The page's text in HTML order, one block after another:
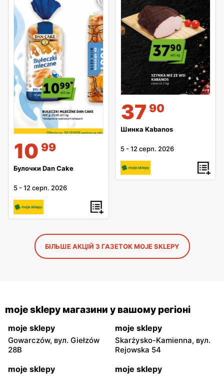
10 99
Булочки Dan Cake
5 -12 серп. 2026
37 90
Шинка Kabanos
5 -12 серп. 2026
БІЛЬШЕ АКЦІЙ З ГАЗЕТОК MOJE SKLEPY
moje sklepy магазини у вашому регіоні
moje sklepy
Gowarczów, вул. Giełzów
28B
moje sklepy
Skarżysko-Kamienna, вул.
Rejowska 54
moje sklepy moje sklepy